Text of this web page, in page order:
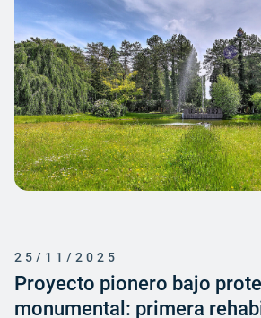
25/11/2025
Proyecto pionero bajo
monumental: primera